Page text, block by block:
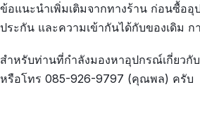
ข้อแนะนำเพิ่มเติมจากทางร้าน ก่อนซื้อ
ประกัน และความเข้ากันได้กับของเดิม
สำหรับท่านที่กำลังมองหาอุปกรณ์เกี่ยวกั
หรือโทร 085-926-9797 (คุณพล) ครับ